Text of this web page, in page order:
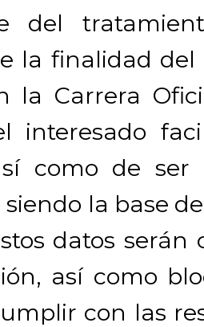
del
la finalidad del
la Carrera
interesado
como de ser
la base
datos
así como
con las